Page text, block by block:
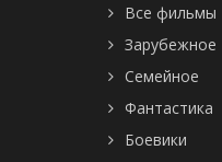
Все фильмы
Зарубежное
Семейное
Фантастика
Боевики